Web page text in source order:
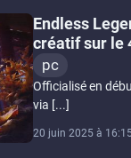
Endless
créatif sur le
pc
Officialisé en
via [...]
20 juin 2025 à